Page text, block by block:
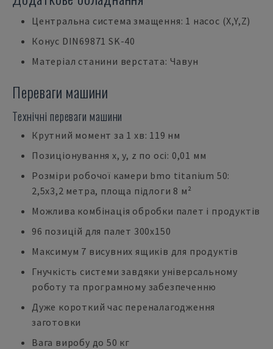
Центральна система змащення: 1 насос (X,Y,Z)
Конус DIN69871 SK-40
Матеріал станини верстата: Чавун
Переваги машини
Технічні переваги машини
Крутний момент за 1 хв: 119 нм
Позиціонування x, y, z по осі: 0,01 мм
Розміри робочої камери bmo titanium 50:
2,5х3,2 метра, площа підлоги 8 м²
Можлива комбінація обробки палет і продуктів
96 позицій для палет 300x150
Максимум 7 висувних ящиків для продуктів
Гнучкість системи завдяки універсальному
роботу та програмному забезпеченню
Дуже короткий час переналагодження
заготовки
Вага виробу до 50 кг